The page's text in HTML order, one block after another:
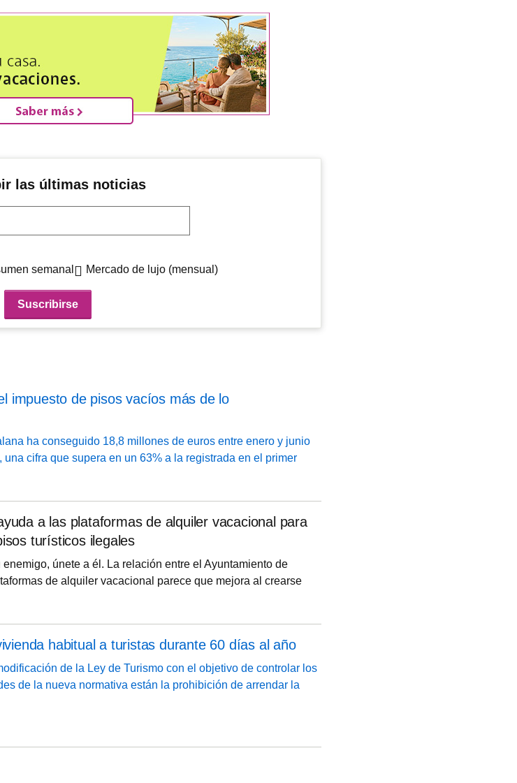
las últimas noticias
semanal Mercado de lujo (mensual)
impuesto de pisos vacíos más de lo
ha conseguido 18,8 millones de euros entre enero y junio
cifra que supera en un 63% a la registrada en el primer
para el conjunto del ejercicio. Hasta ahora se
a las plataformas de alquiler vacacional para
turísticos ilegales
únete a él. La relación entre el Ayuntamiento de
de alquiler vacacional parece que mejora al crearse
conjunta para combatir la oferta ilegal de pisos turísticos.
HomeAway, Booking, TripAdvisor, Apartur y Rentalia.
habitual a turistas durante 60 días al año
de la Ley de Turismo con el objetivo de controlar los
de la nueva normativa están la prohibición de arrendar la
60 días al año, la imposición de multas de hasta 40.000